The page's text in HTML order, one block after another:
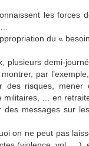
les forces
du «
plusieurs demi-
par
des risques,
militaires, … en
messages sur
on ne peut pas